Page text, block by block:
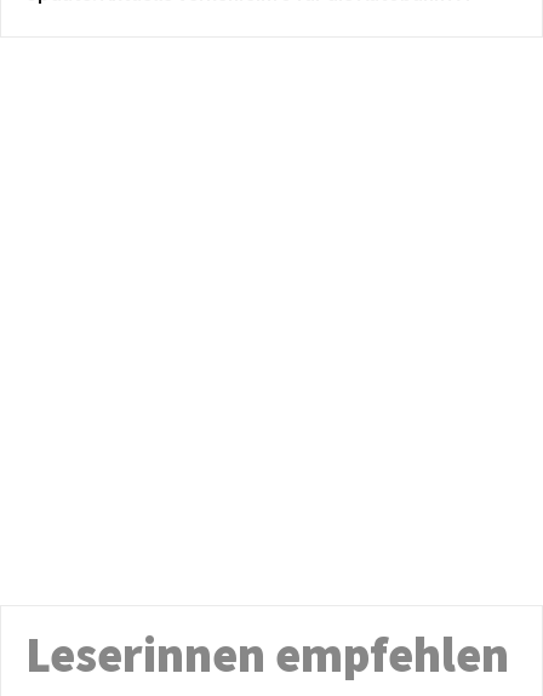
Leserinnen empfehlen